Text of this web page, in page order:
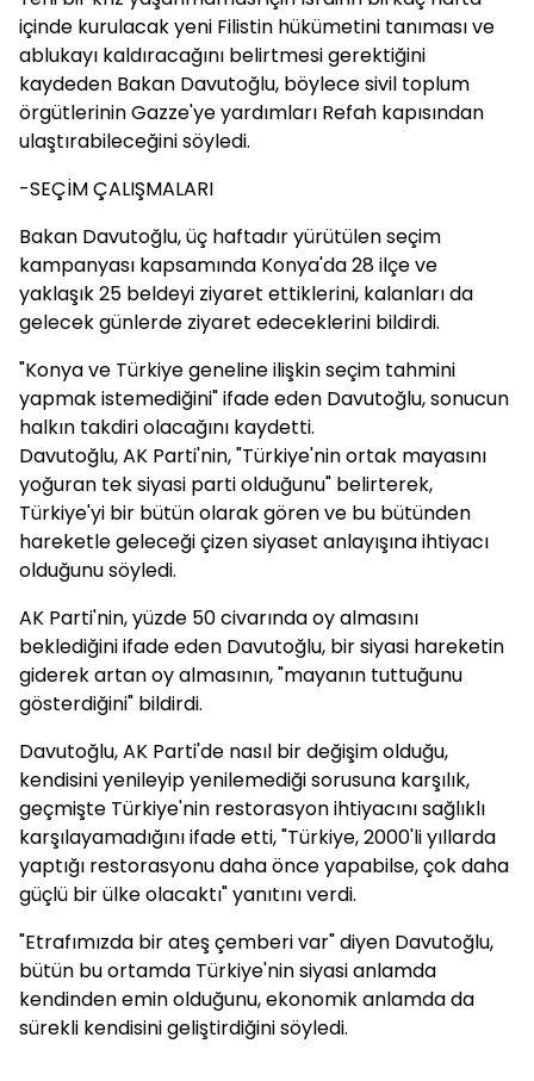
içinde kurulacak yeni Filistin hükümetini tanıması ve
ablukayı kaldıracağını belirtmesi gerektiğini
kaydeden Bakan Davutoğlu, böylece sivil toplum
örgütlerinin Gazze'ye yardımları Refah kapısından
ulaştırabileceğini söyledi.
-SEÇİM ÇALIŞMALARI
Bakan Davutoğlu, üç haftadır yürütülen seçim
kampanyası kapsamında Konya'da 28 ilçe ve
yaklaşık 25 beldeyi ziyaret ettiklerini, kalanları da
gelecek günlerde ziyaret edeceklerini bildirdi.
"Konya ve Türkiye geneline ilişkin seçim tahmini
yapmak istemediğini" ifade eden Davutoğlu, sonucun
halkın takdiri olacağını kaydetti.
Davutoğlu, AK Parti'nin, "Türkiye'nin ortak mayasını
yoğuran tek siyasi parti olduğunu" belirterek,
Türkiye'yi bir bütün olarak gören ve bu bütünden
hareketle geleceği çizen siyaset anlayışına ihtiyacı
olduğunu söyledi.
AK Parti'nin, yüzde 50 civarında oy almasını
beklediğini ifade eden Davutoğlu, bir siyasi hareketin
giderek artan oy almasının, "mayanın tuttuğunu
gösterdiğini" bildirdi.
Davutoğlu, AK Parti'de nasıl bir değişim olduğu,
kendisini yenileyip yenilemediği sorusuna karşılık,
geçmişte Türkiye'nin restorasyon ihtiyacını sağlıklı
karşılayamadığını ifade etti, "Türkiye, 2000'li yıllarda
yaptığı restorasyonu daha önce yapabilse, çok daha
güçlü bir ülke olacaktı" yanıtını verdi.
"Etrafımızda bir ateş çemberi var" diyen Davutoğlu,
bütün bu ortamda Türkiye'nin siyasi anlamda
kendinden emin olduğunu, ekonomik anlamda da
sürekli kendisini geliştirdiğini söyledi.